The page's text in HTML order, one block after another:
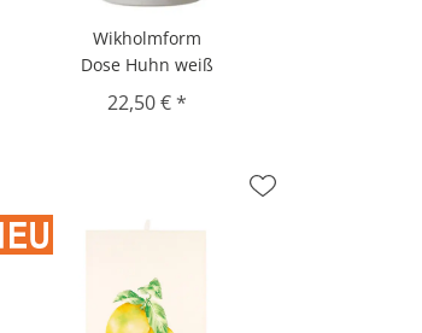
Wikholmform
Dose Huhn weiß
22,50 € *